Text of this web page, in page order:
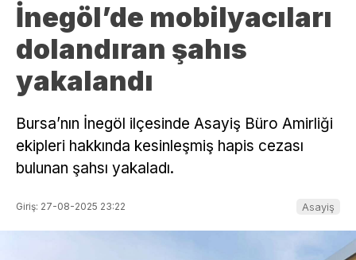
İnegöl’de mobilyacıları
dolandıran şahıs
yakalandı
Bursa’nın İnegöl ilçesinde Asayiş Büro Amirliği
ekipleri hakkında kesinleşmiş hapis cezası
bulunan şahsı yakaladı.
Giriş: 27-08-2025 23:22 Asayiş